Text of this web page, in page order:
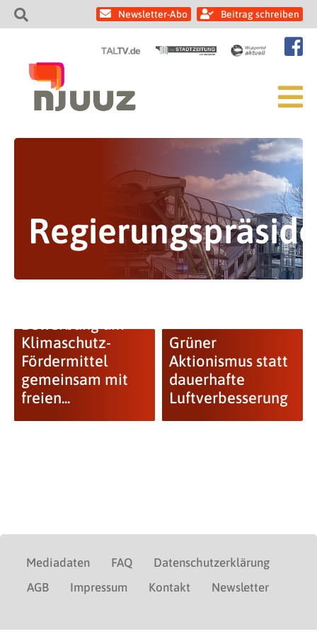
Newsletter-Abo Beitrag schreiben
Klimaschutz-
Fördermittel
gemeinsam mit
freien...
Grüner
Aktionismus statt
dauerhafte
Luftverbesserung
Mediadaten FAQ
Datenschutzerklärung
AGB
Impressum Kontakt Newsletter